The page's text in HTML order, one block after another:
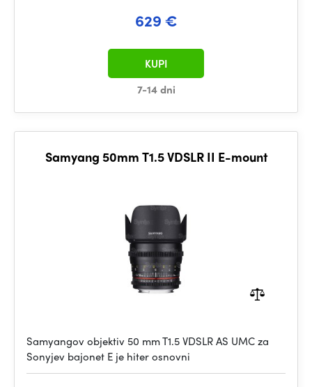
629 €
7-14 dni
KUPI
Samyang 50mm T1.5 VDSLR II E-mount
Samyangov objektiv 50 mm T1.5 VDSLR AS UMC za
Sonyjev bajonet E je hiter osnovni